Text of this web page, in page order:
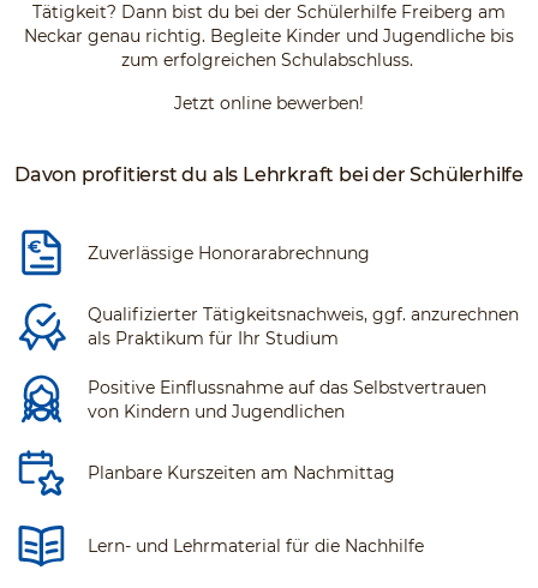
Tätigkeit? Dann bist du bei der Schülerhilfe Freiberg am
Neckar genau richtig. Begleite Kinder und Jugendliche bis
zum erfolgreichen Schulabschluss.
Jetzt online bewerben!
Davon profitierst du als Lehrkraft bei der Schülerhilfe
Zuverlässige Honorarabrechnung
Qualifizierter Tätigkeitsnachweis, ggf. anzurechnen
als Praktikum für Ihr Studium
Positive Einflussnahme auf das Selbstvertrauen
von Kindern und Jugendlichen
Planbare Kurszeiten am Nachmittag
Lern- und Lehrmaterial für die Nachhilfe